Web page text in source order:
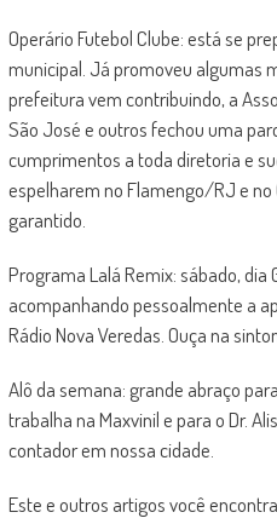
Operário Futebol Clube: está se
municipal. Já promoveu algumas
prefeitura vem contribuindo, a
São José e outros fechou uma
cumprimentos a toda diretoria e
espelharem no Flamengo/RJ e no
garantido.
Programa Lalá Remix: sábado, dia
acompanhando pessoalmente a
Rádio Nova Veredas. Ouça na
Alô da semana: grande abraço
trabalha na Maxvinil e para o Dr.
contador em nossa cidade.
Este e outros artigos você